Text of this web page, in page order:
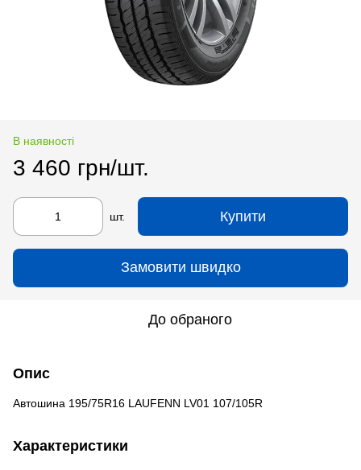
В наявності
3 460 грн/шт.
шт. Купити
Замовити швидко
До обраного
Опис
Автошина 195/75R16 LAUFENN LV01 107/105R
Характеристики